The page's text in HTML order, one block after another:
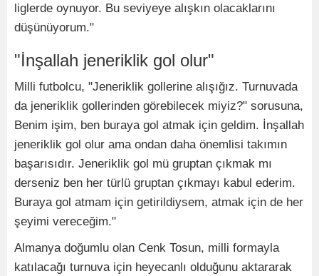
liglerde oynuyor. Bu seviyeye alışkın olacaklarını
düşünüyorum."
"İnşallah jeneriklik gol olur"
Milli futbolcu, "Jeneriklik gollerine alışığız. Turnuvada
da jeneriklik gollerinden görebilecek miyiz?" sorusuna,
Benim işim, ben buraya gol atmak için geldim. İnşallah
jeneriklik gol olur ama ondan daha önemlisi takımın
başarısıdır. Jeneriklik gol mü gruptan çıkmak mı
derseniz ben her türlü gruptan çıkmayı kabul ederim.
Buraya gol atmam için getirildiysem, atmak için de her
şeyimi vereceğim."
Almanya doğumlu olan Cenk Tosun, milli formayla
katılacağı turnuva için heyecanlı olduğunu aktararak